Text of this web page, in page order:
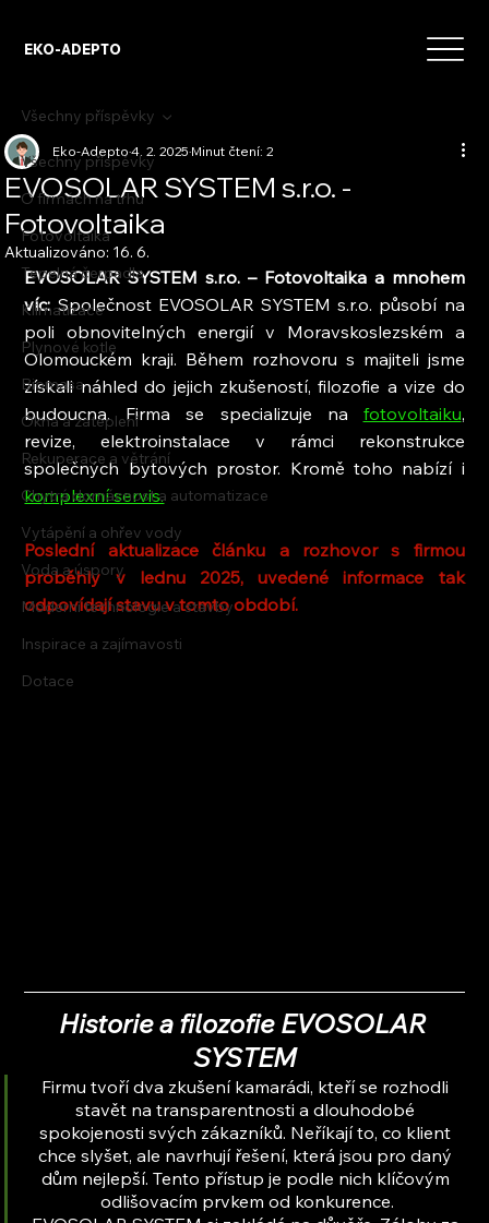
EKO-ADEPTO
Všechny příspěvky
O firmách na trhu
Fotovoltaika
Tepelná čerpadla
Klimatizace
Plynové kotle
Biomasa
Okna a zateplení
Rekuperace a větrání
Chytrá domácnost a automatizace
Vytápění a ohřev vody
Voda a úspory
Moderní technologie a stavby
Inspirace a zajímavosti
Dotace
Všechny příspěvky
EVOSOLAR SYSTEM s.r.o. -
Fotovoltaika
Eko-Adepto4. 2. 2025Minut čtení: 2
Aktualizováno: 16. 6.
EVOSOLAR SYSTEM s.r.o. – Fotovoltaika a mnohem
víc: Společnost EVOSOLAR SYSTEM s.r.o. působí na
poli obnovitelných energií v Moravskoslezském a
Olomouckém kraji. Během rozhovoru s majiteli jsme
získali náhled do jejich zkušeností, filozofie a vize do
budoucna. Firma se specializuje na fotovoltaiku,
revize, elektroinstalace v rámci rekonstrukce
komplexní servis.
Poslední aktualizace článku a rozhovor s firmou
proběhly v lednu 2025, uvedené informace tak
odpovídají stavu v tomto období.
Historie a filozofie EVOSOLAR
SYSTEM
Firmu tvoří dva zkušení kamarádi, kteří se rozhodli
stavět na transparentnosti a dlouhodobé
spokojenosti svých zákazníků. Neříkají to, co klient
chce slyšet, ale navrhují řešení, která jsou pro daný
dům nejlepší. Tento přístup je podle nich klíčovým
odlišovacím prvkem od konkurence.